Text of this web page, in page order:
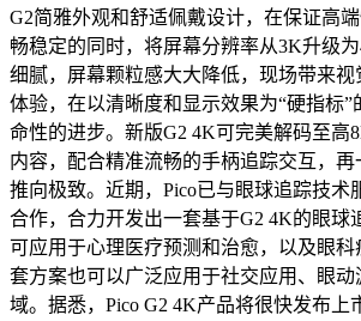
G2简雅外观和舒适佩戴设计，在保证高
畅稳定的同时，将屏幕分辨率从3K升级
细腻，屏幕颗粒感大大降低，现场带来视
体验，在以清晰度和显示效果为“硬指标
命性的进步。新版G2 4K可完美解码至高
内容，配合精准流畅的手柄追踪交互，再
推向极致。近期，Pico已与眼球追踪技术
合作，合力开发出一套基于G2 4K的眼球
可应用于心理医疗预测和治愈，以及眼
套方案也可以广泛应用于社交应用、眼
域。据悉，Pico G2 4K产品将很快发布上